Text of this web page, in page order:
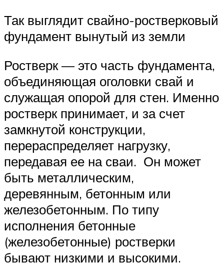
Так выглядит свайно-ростверковый
фундамент вынутый из земли
Ростверк — это часть фундамента,
объединяющая оголовки свай и
служащая опорой для стен. Именно
ростверк принимает, и за счет
замкнутой конструкции,
перераспределяет нагрузку,
передавая ее на сваи. Он может
быть металлическим,
деревянным, бетонным или
железобетонным. По типу
исполнения бетонные
(железобетонные) ростверки
бывают низкими и высокими.